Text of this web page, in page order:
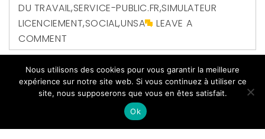
DU TRAVAIL,SERVICE-PUBLIC.FR,SIMULATEUR
LICENCIEMENT,SOCIAL,UNSA
LEAVE A
COMMENT
Nous utilisons des cookies pour vous garantir la meilleure
expérience sur notre site web. Si vous continuez à utiliser ce
site, nous supposerons que vous en êtes satisfait.
Ok